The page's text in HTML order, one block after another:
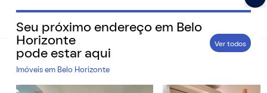
QuintoAndar Guias - Inspiração e tudo o que você
Home> Cidades
Ranking do PIB das cidades de Minas Gerais:
Seu próximo endereço em Belo
Horizonte
pode estar aqui
Imóveis em Belo Horizonte
Ver todos